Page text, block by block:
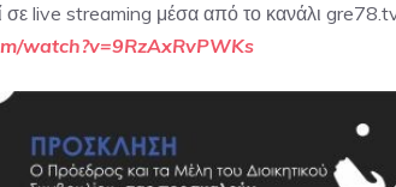
live streaming μέσα από το κανάλι
watch?v=9RzAxRvPWKs